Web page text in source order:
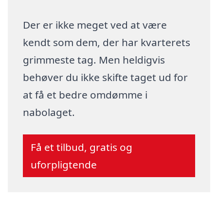
Der er ikke meget ved at være
kendt som dem, der har kvarterets
grimmeste tag. Men heldigvis
behøver du ikke skifte taget ud for
at få et bedre omdømme i
nabolaget.
Få et tilbud, gratis og
uforpligtende